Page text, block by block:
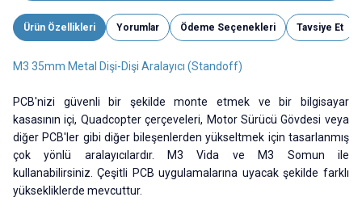
Ürün Özellikleri Yorumlar Ödeme Seçenekleri Tavsiye Et
M3 35mm Metal Dişi-Dişi Aralayıcı (Standoff)
PCB'nizi güvenli bir şekilde monte etmek ve bir bilgisayar
kasasının içi, Quadcopter çerçeveleri, Motor Sürücü Gövdesi veya
diğer PCB'ler gibi diğer bileşenlerden yükseltmek için tasarlanmış
çok yönlü aralayıcılardır. M3 Vida ve M3 Somun ile
kullanabilirsiniz. Çeşitli PCB uygulamalarına uyacak şekilde farklı
yüksekliklerde mevcuttur.